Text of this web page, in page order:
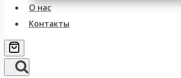
О нас
Контакты